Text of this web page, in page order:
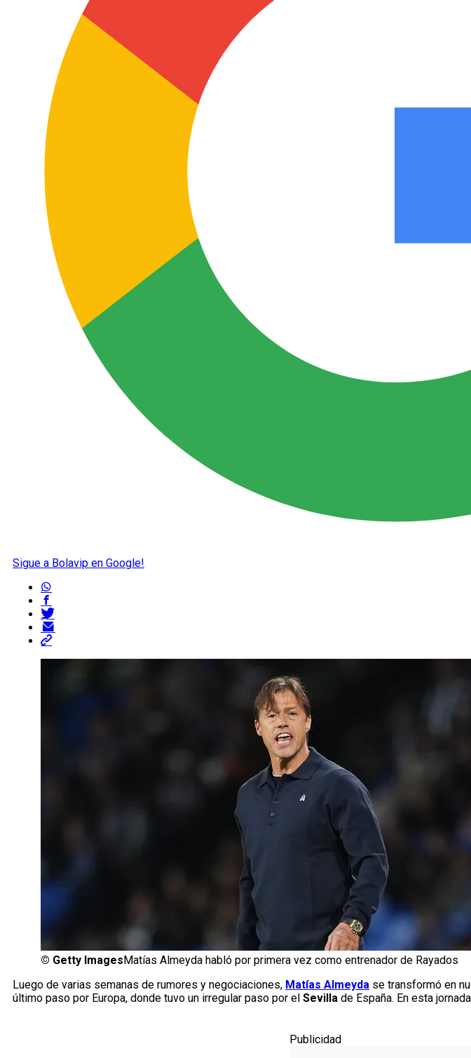
Sigue a Bolavip en Google!
© Getty Images Matías Almeyda habló por primera vez como entrenador de Rayados
Luego de varias semanas de rumores y negociaciones, Matías Almeyda se transformó en
último paso por Europa, donde tuvo un irregular paso por el Sevilla de España. En esta
Publicidad